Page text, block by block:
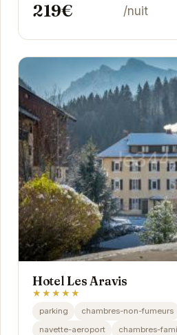
219€ /nuit
Hotel Les Aravis
★★★★★
parking chambres-non-fumeurs
navette-aeroport
chambres-